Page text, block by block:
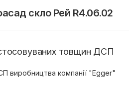
скло Рей R4.06.02
товщин ДСП
виробництва компанії "Egger"